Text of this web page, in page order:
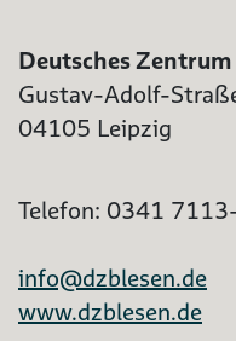
Deutsches
Gustav-Adolf-
04105 Leipzig
Telefon: 0341
info@dzblesen.de
www.dzblesen.de